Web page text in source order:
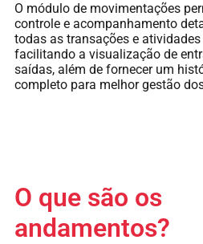
O módulo de movimentações
controle e acompanhamento
todas as transações e
facilitando a visualização de
saídas, além de fornecer um
completo para melhor gestão
O que são os
andamentos?